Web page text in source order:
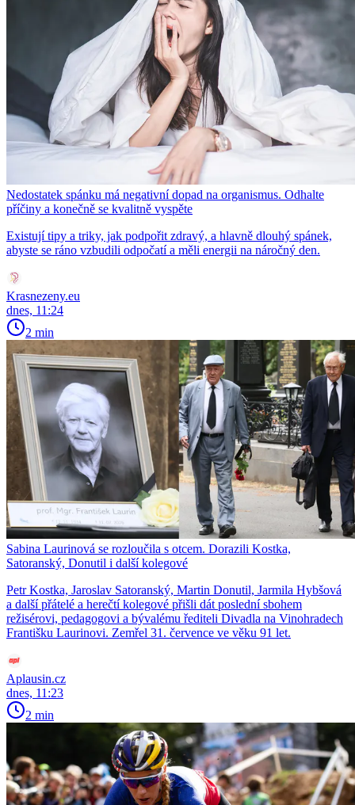
Nedostatek spánku má negativní dopad na organismus. Odhalte
příčiny a konečně se kvalitně vyspěte
Existují tipy a triky, jak podpořit zdravý, a hlavně dlouhý spánek,
abyste se ráno vzbudili odpočatí a měli energii na náročný den.
Krasnezeny.eu
dnes, 11:24
2 min
Sabina Laurinová se rozloučila s otcem. Dorazili Kostka,
Satoranský, Donutil i další kolegové
Petr Kostka, Jaroslav Satoranský, Martin Donutil, Jarmila Hybšová
a další přátelé a herečtí kolegové přišli dát poslední sbohem
režisérovi, pedagogovi a bývalému řediteli Divadla na Vinohradech
Františku Laurinovi. Zemřel 31. července ve věku 91 let.
Aplausin.cz
dnes, 11:23
2 min